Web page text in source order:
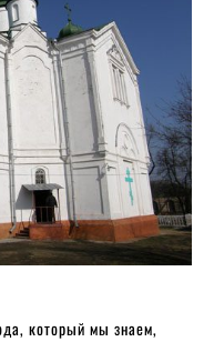
который мы знаем,